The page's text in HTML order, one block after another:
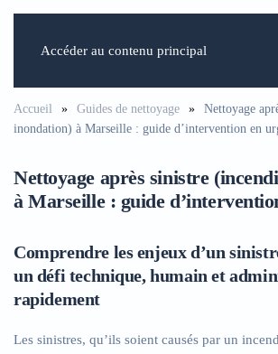
Accéder au contenu principal
Accueil Guides de nettoyage
Nettoyage
inondation) à Marseille : guide d’intervention en
Nettoyage après sinistre
à Marseille : guide
Comprendre les enjeux d’un
un défi technique, humain et
rapidement
Les sinistres, qu’ils soient causés par un